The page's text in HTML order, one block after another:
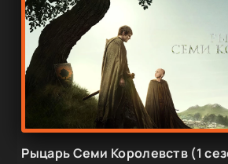
Рыцарь Семи Королевств (1